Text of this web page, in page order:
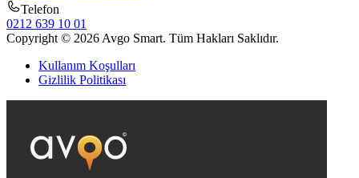
Telefon
0212 639 10 01
Copyright © 2026 Avgo Smart. Tüm Hakları Saklıdır.
Kullanım Koşulları
Gizlilik Politikası